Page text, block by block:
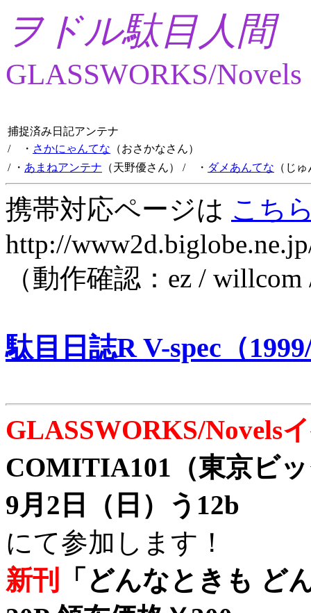
ヲドル駄目人間
GLASSWORKS/Novels
捕捉済み日記アンテナ
/ ・ さかにゃんてな （おさかなさん）
/ ・ あまねアンテナ （天野優さん） / ・ ダメあんてな （じ
携帯対応ページは こち
http://
（動作確認：ez /
駄目日誌R V-spec（
GLASSWORKS/Novels
COMITIA101（東京ビ
9月2日（日）う12b
にて参加します！
新刊
「どんなときも ど